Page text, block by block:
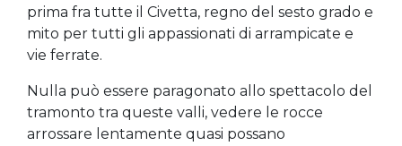
prima fra tutte il Civetta, regno del sesto grado e
mito per tutti gli appassionati di arrampicate e
vie ferrate.
Nulla può essere paragonato allo spettacolo del
tramonto tra queste valli, vedere le rocce
arrossare lentamente quasi possano